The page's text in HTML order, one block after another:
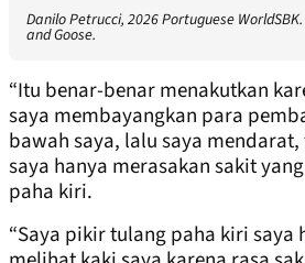
Danilo Petrucci, 2026 Portuguese
and Goose.
“Itu benar-benar menakutkan
saya membayangkan para
bawah saya, lalu saya
saya hanya merasakan sakit
paha kiri.
“Saya pikir tulang paha kiri saya